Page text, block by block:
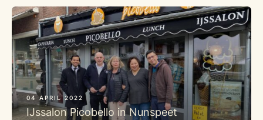
04 APRIL 2022
IJssalon Picobello in Nunspeet